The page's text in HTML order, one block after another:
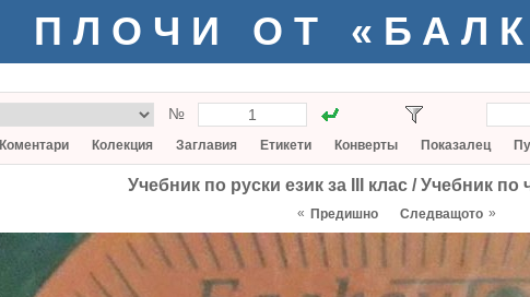
ПЛОЧИ ОТ
№
Коментари Колекция Заглавия Етикети Конверты Показалец
Учебник по руски език за III клас / Учебник по
« Предишно Следващото »